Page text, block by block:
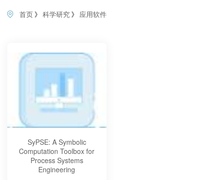
首页 》 科学研究 》 应用软件
SyPSE: A Symbolic
Computation Toolbox for
Process Systems
Engineering